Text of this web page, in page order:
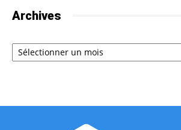
Archives
Archives